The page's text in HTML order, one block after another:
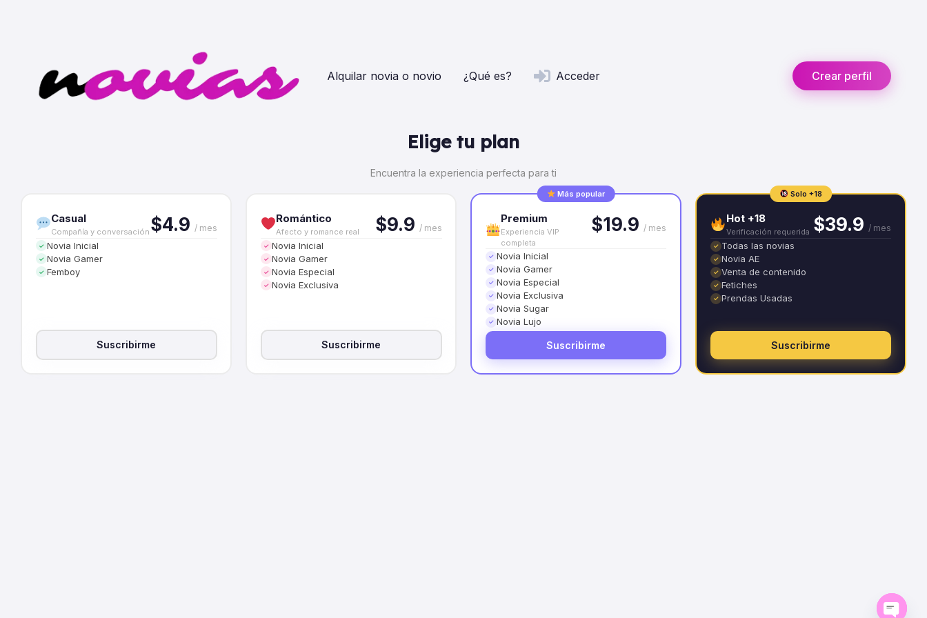
Alquilar novia o novio ¿Qué es? Acceder Crear perfil
Elige tu plan
Encuentra la experiencia perfecta para ti
Casual
Compañía y conversación $4.9 / mes
✓ Novia Inicial
✓ Novia Gamer
✓ Femboy
Suscribirme
Romántico
Afecto y romance real $9.9 / mes
✓ Novia Inicial
✓ Novia Gamer
✓ Novia Especial
✓ Novia Exclusiva
Suscribirme
Más popular
Premium
Experiencia VIP
completa
$19.9 / mes
✓ Novia Inicial
✓ Novia Gamer
✓ Novia Especial
✓ Novia Exclusiva
✓ Novia Sugar
✓ Novia Lujo
Suscribirme
Solo +18
Hot +18
Verificación requerida $39.9 / mes
✓ Todas las novias
✓ Novia AE
✓ Venta de contenido
✓ Fetiches
✓ Prendas Usadas
Suscribirme